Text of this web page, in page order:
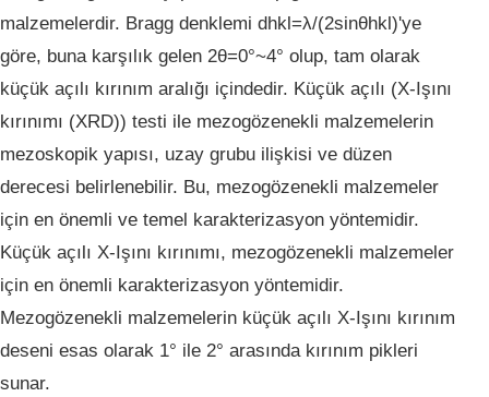
malzemelerdir. Bragg denklemi dhkl=λ/(2sinθhkl)'ye
göre, buna karşılık gelen 2θ=0°~4° olup, tam olarak
küçük açılı kırınım aralığı içindedir. Küçük açılı (X-Işını
kırınımı (XRD)) testi ile mezogözenekli malzemelerin
mezoskopik yapısı, uzay grubu ilişkisi ve düzen
derecesi belirlenebilir. Bu, mezogözenekli malzemeler
için en önemli ve temel karakterizasyon yöntemidir.
Küçük açılı X-Işını kırınımı, mezogözenekli malzemeler
için en önemli karakterizasyon yöntemidir.
Mezogözenekli malzemelerin küçük açılı X-Işını kırınım
deseni esas olarak 1° ile 2° arasında kırınım pikleri
sunar.